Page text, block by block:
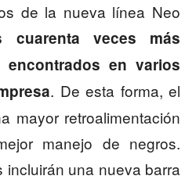
de la nueva línea Neo
cuarenta veces más
en varios
. De esta forma, el
mayor retroalimentación
manejo de negros.
una nueva barra